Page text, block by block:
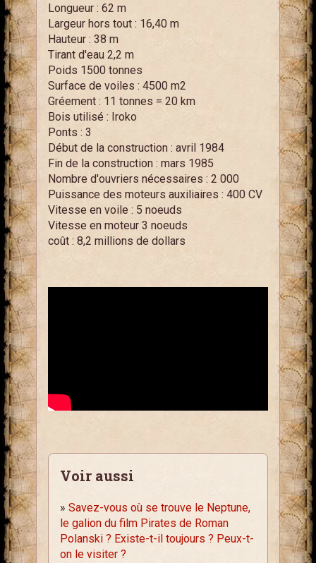
Longueur : 62 m
Largeur hors tout : 16,40 m
Hauteur : 38 m
Tirant d'eau 2,2 m
Poids 1500 tonnes
Surface de voiles : 4500 m2
Gréement : 11 tonnes = 20 km
Bois utilisé : Iroko
Ponts : 3
Début de la construction : avril 1984
Fin de la construction : mars 1985
Nombre d'ouvriers nécessaires : 2 000
Puissance des moteurs auxiliaires : 400 CV
Vitesse en voile : 5 noeuds
Vitesse en moteur 3 noeuds
coût : 8,2 millions de dollars
Voir aussi
»Savez-vous où se trouve le Neptune,
le galion du film Pirates de Roman
Polanski ? Existe-t-il toujours ? Peux-t-
on le visiter ?